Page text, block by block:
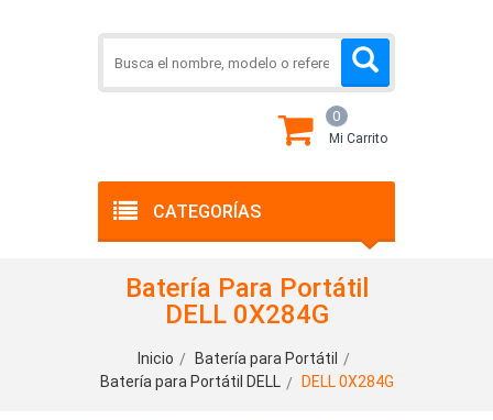
CATEGORÍAS
0
Mi Carrito
Batería Para Portátil
DELL 0X284G
Inicio
Batería para Portátil
Batería para Portátil DELL
DELL 0X284G